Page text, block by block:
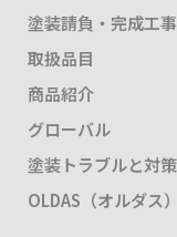
塗装請負・完成工
取扱品目
商品紹介
グローバル
塗装トラブルと対策
OLDAS（オルダス